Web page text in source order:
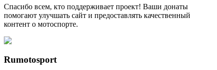
Спасибо всем, кто поддерживает проект! Ваши донаты
помогают улучшать сайт и предоставлять качественный
контент о мотоспорте.
Rumotosport